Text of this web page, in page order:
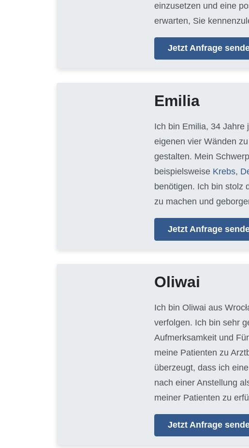
einzusetzen und eine
erwarten, Sie
Jetzt Anfrage
Emilia
Ich bin Emilia, 34 Jahre
eigenen vier Wänden
gestalten. Mein
beispielsweise Krebs,
benötigen. Ich bin stolz
zu machen und
Jetzt Anfrage
Oliwai
Ich bin Oliwai aus
verfolgen. Ich bin sehr
Aufmerksamkeit und
meine Patienten zu
überzeugt, dass ich
nach einer Anstellung
meiner Patienten zu
Jetzt Anfrage